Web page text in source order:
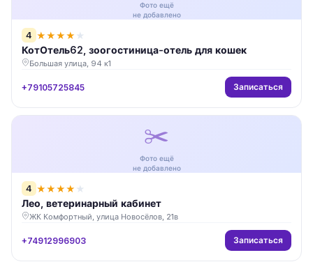
Фото ещё
не добавлено
4 ★★★★ ★
КотОтель62, зоогостиница-отель для кошек
Большая улица, 94 к1
+79105725845 Записаться
✂️
Фото ещё
не добавлено
4 ★★★★ ★
Лео, ветеринарный кабинет
ЖК Комфортный, улица Новосёлов, 21в
+74912996903 Записаться